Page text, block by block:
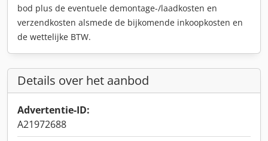
bod plus de eventuele demontage-/laadkosten en
verzendkosten alsmede de bijkomende inkoopkosten en
de wettelijke BTW.
Details over het aanbod
Advertentie-ID:
A21972688